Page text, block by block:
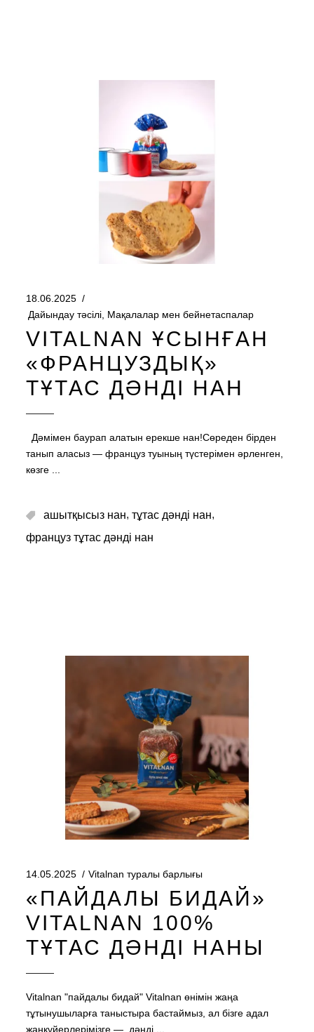
18.06.2025
Дайындау тәсілі, Мақалалар мен бейнетаспалар
VITALNAN ҰСЫНҒАН
«ФРАНЦУЗДЫҚ»
ТҰТАС ДӘНДІ НАН
Дәмімен баурап алатын ерекше нан!Сөреден бірден
танып аласыз — француз туының түстерімен әрленген,
көзге
ашытқысыз нан, тұтас дәнді нан,
француз тұтас дәнді нан
14.05.2025 Vitalnan туралы барлығы
«ПАЙДАЛЫ БИДАЙ»
VITALNAN 100%
ТҰТАС ДӘНДІ НАНЫ
Vitalnan "пайдалы бидай" Vitalnan өнімін жаңа
тұтынушыларға таныстыра бастаймыз, ал бізге адал
жанкүйерлерімізге — дәнді